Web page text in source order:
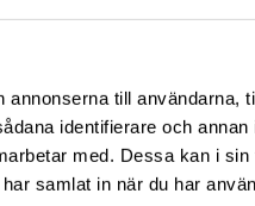
till användarna,
identifierare och
med. Dessa kan i
samlat in när du har